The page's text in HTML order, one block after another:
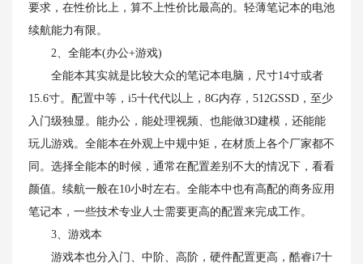
要求，在性价比上，算不上性价比最高的。轻薄笔记本的电池
续航能力有限。
2、全能本(办公+游戏)
全能本其实就是比较大众的笔记本电脑，尺寸14寸或者
15.6寸。配置中等，i5十代代以上，8G内存，512GSSD，至少
入门级独显。能办公，能处理视频、也能做3D建模，还能能
玩儿游戏。全能本在外观上中规中矩，在材质上各个厂家都不
同。选择全能本的时候，通常在配置差别不大的情况下，看看
颜值。续航一般在10小时左右。全能本中也有高配的商务应用
笔记本，一些技术专业人士需要更高的配置来完成工作。
3、游戏本
游戏本也分入门、中阶、高阶，硬件配置更高，酷睿i7十